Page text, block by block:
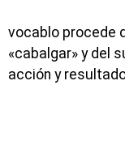
vocablo procede
«cabalgar» y del
acción y